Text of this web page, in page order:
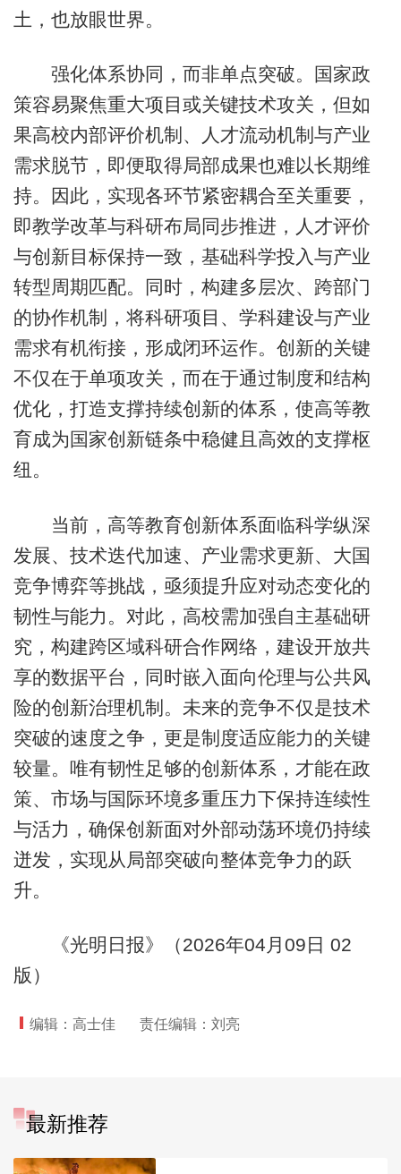
土，也放眼世界。
强化体系协同，而非单点突破。国家政
策容易聚焦重大项目或关键技术攻关，但如
果高校内部评价机制、人才流动机制与产业
需求脱节，即便取得局部成果也难以长期维
持。因此，实现各环节紧密耦合至关重要，
即教学改革与科研布局同步推进，人才评价
与创新目标保持一致，基础科学投入与产业
转型周期匹配。同时，构建多层次、跨部门
的协作机制，将科研项目、学科建设与产业
需求有机衔接，形成闭环运作。创新的关键
不仅在于单项攻关，而在于通过制度和结构
优化，打造支撑持续创新的体系，使高等教
育成为国家创新链条中稳健且高效的支撑枢
纽。
当前，高等教育创新体系面临科学纵深
发展、技术迭代加速、产业需求更新、大国
竞争博弈等挑战，亟须提升应对动态变化的
韧性与能力。对此，高校需加强自主基础研
究，构建跨区域科研合作网络，建设开放共
享的数据平台，同时嵌入面向伦理与公共风
险的创新治理机制。未来的竞争不仅是技术
突破的速度之争，更是制度适应能力的关键
较量。唯有韧性足够的创新体系，才能在政
策、市场与国际环境多重压力下保持连续性
与活力，确保创新面对外部动荡环境仍持续
迸发，实现从局部突破向整体竞争力的跃
升。
《光明日报》（2026年04月09日 02
版）
编辑：高士佳 责任编辑：刘亮
最新推荐